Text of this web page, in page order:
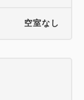
空室なし